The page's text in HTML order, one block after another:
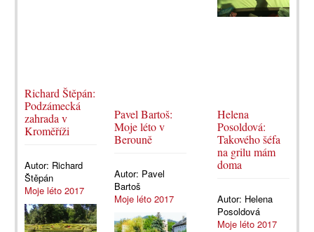
Richard Štěpán:
Podzámecká
zahrada v
Kroměříži
Autor: Richard
Štěpán
Moje léto 2017
Pavel Bartoš:
Moje léto v
Berouně
Autor: Pavel
Bartoš
Moje léto 2017
Helena
Posoldová:
Takového šéfa
na grilu mám
doma
Autor: Helena
Posoldová
Moje léto 2017